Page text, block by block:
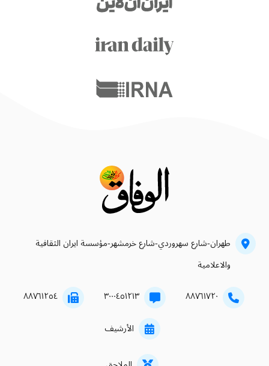
طهران-شارع سهروردي-شارع خرمشهر-مؤسسة ايران الثقافية
والاعلامية
۸۸۷٦۱۷۲۰ ۳۰۰۰٤٥۱۲۱۳ ۸۸۷٦۱۲٥٤
الأرشيف